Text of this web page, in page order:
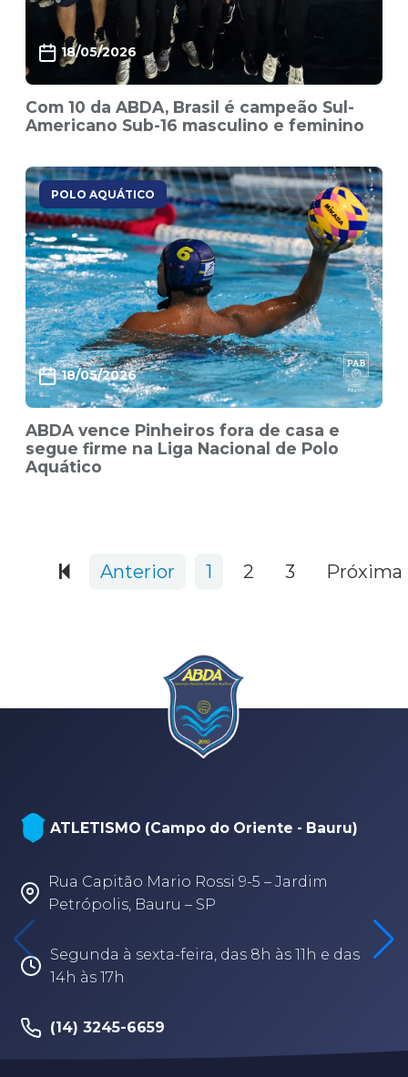
18/05/2026
Com 10 da ABDA, Brasil é campeão Sul-
Americano Sub-16 masculino e feminino
POLO AQUÁTICO
18/05/2026
ABDA vence Pinheiros fora de casa e
segue firme na Liga Nacional de Polo
Aquático
Anterior 1 2 3 Próxima
NATAÇÃO, PARANATAÇÃO E POLO
AQUÁTICO (Arena - sede Bauru)
Rua Fabio Geraldo, 2-12 – Jardim Terra
Branca – Bauru/SP
Segunda à sexta-feira, das 8h às 17h30